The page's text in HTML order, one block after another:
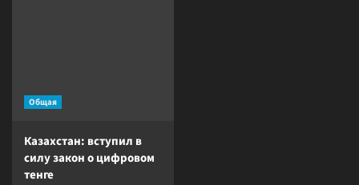
Общая
Казахстан: вступил в
силу закон о цифровом
тенге